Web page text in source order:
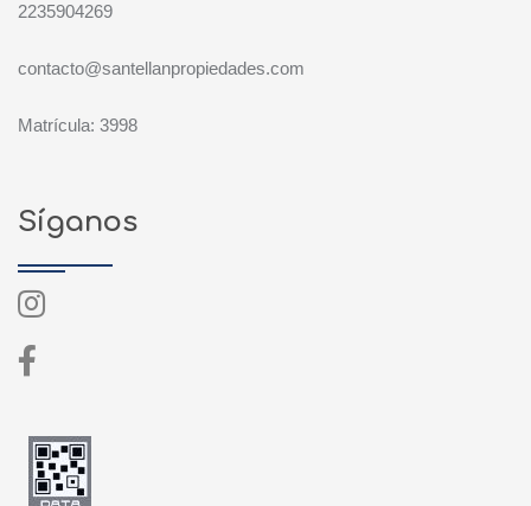
2235904269
contacto@santellanpropiedades.com
Matrícula: 3998
Síganos